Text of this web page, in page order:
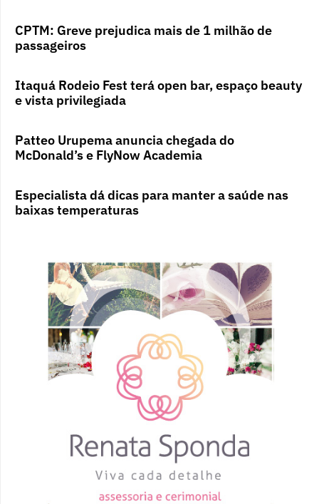
CPTM: Greve prejudica mais de 1 milhão de
passageiros
Itaquá Rodeio Fest terá open bar, espaço beauty
e vista privilegiada
Patteo Urupema anuncia chegada do
McDonald’s e FlyNow Academia
Especialista dá dicas para manter a saúde nas
baixas temperaturas